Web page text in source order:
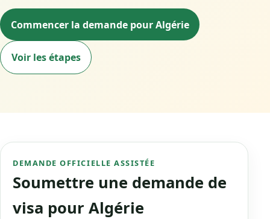
Commencer la demande pour Algérie
Voir les étapes
DEMANDE OFFICIELLE ASSISTÉE
Soumettre une demande de
visa pour Algérie